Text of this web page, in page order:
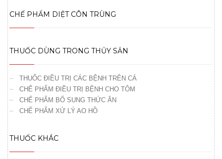
CHẾ PHẨM DIỆT CÔN TRÙNG
THUỐC DÙNG TRONG THỦY SẢN
THUỐC ĐIỀU TRỊ CÁC BỆNH TRÊN CÁ
CHẾ PHẨM ĐIỀU TRỊ BỆNH CHO TÔM
CHẾ PHẨM BỔ SUNG THỨC ĂN
CHẾ PHẨM XỬ LÝ AO HỒ
THUỐC KHÁC